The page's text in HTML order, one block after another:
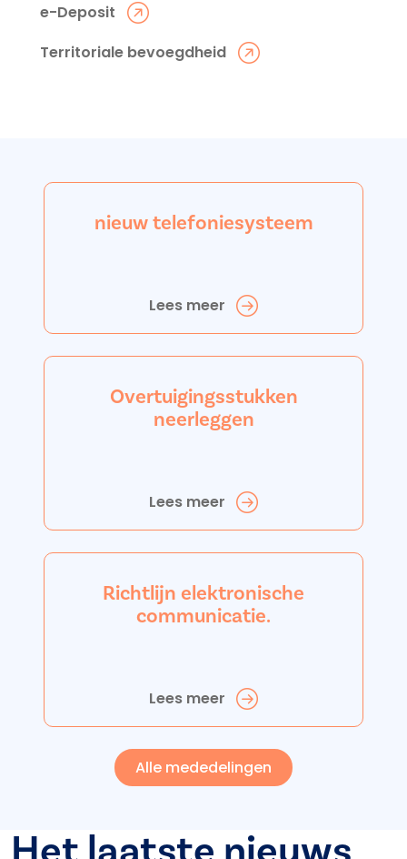
e-Deposit
Territoriale bevoegdheid
nieuw telefoniesysteem
Lees meer
Overtuigingsstukken
neerleggen
Lees meer
Richtlijn elektronische
communicatie.
Lees meer
Alle mededelingen